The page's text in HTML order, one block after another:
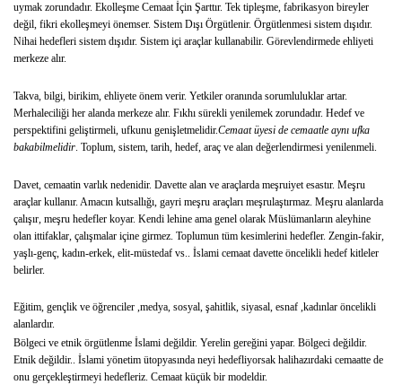
uymak zorundadır. Ekolleşme Cemaat İçin Şarttır. Tek tipleşme, fabrikasyon bireyler
değil, fikri ekolleşmeyi önemser. Sistem Dışı Örgütlenir. Örgütlenmesi sistem dışıdır.
Nihai hedefleri sistem dışıdır. Sistem içi araçlar kullanabilir. Görevlendirmede ehliyeti
merkeze alır.
Takva, bilgi, birikim, ehliyete önem verir. Yetkiler oranında sorumluluklar artar.
Merhaleciliği her alanda merkeze alır. Fıkhı sürekli yenilemek zorundadır. Hedef ve
perspektifini geliştirmeli, ufkunu genişletmelidir.Cemaat üyesi de cemaatle aynı ufka
bakabilmelidir . Toplum, sistem, tarih, hedef, araç ve alan değerlendirmesi yenilenmeli.
Davet, cemaatin varlık nedenidir. Davette alan ve araçlarda meşruiyet esastır. Meşru
araçlar kullanır. Amacın kutsallığı, gayri meşru araçları meşrulaştırmaz. Meşru alanlarda
çalışır, meşru hedefler koyar. Kendi lehine ama genel olarak Müslümanların aleyhine
olan ittifaklar, çalışmalar içine girmez. Toplumun tüm kesimlerini hedefler. Zengin-fakir,
yaşlı-genç, kadın-erkek, elit-müstedaf vs.. İslami cemaat davette öncelikli hedef kitleler
belirler.
Eğitim, gençlik ve öğrenciler ,medya, sosyal, şahitlik, siyasal, esnaf ,kadınlar öncelikli
alanlardır.
Bölgeci ve etnik örgütlenme İslami değildir. Yerelin gereğini yapar. Bölgeci değildir.
Etnik değildir.. İslami yönetim ütopyasında neyi hedefliyorsak halihazırdaki cemaatte de
onu gerçekleştirmeyi hedefleriz. Cemaat küçük bir modeldir.